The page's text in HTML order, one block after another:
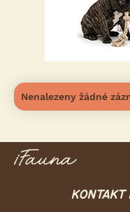
Nenalezeny žádné
KONTAKT